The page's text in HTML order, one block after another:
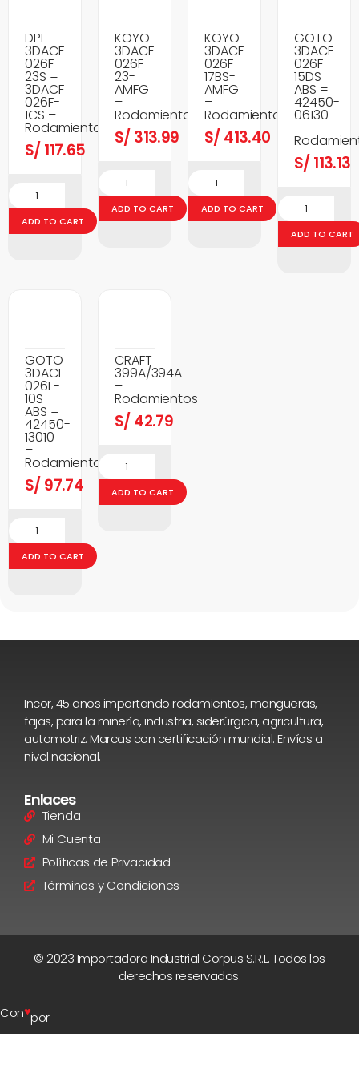
DPI
3DACF
026F-
23S =
3DACF
026F-
1CS –
Rodamientos
S/ 117.65
ADD TO CART
KOYO
3DACF
026F-
23-
AMFG
–
Rodamientos
S/ 313.99
ADD TO CART
KOYO
3DACF
026F-
17BS-
AMFG
–
Rodamientos
S/ 413.40
ADD TO CART
GOTO
3DACF
026F-
15DS
ABS =
42450-
06130
–
S/ 113.13
ADD TO CART
GOTO
3DACF
026F-
10S
ABS =
42450-
13010
–
Rodamientos
S/ 97.74
ADD TO CART
CRAFT
399A/394A
–
Rodamientos
S/ 42.79
ADD TO CART
Incor, 45 años importando rodamientos, mangueras,
fajas, para la minería, industria, siderúrgica, agricultura,
automotriz. Marcas con certificación mundial. Envíos a
nivel nacional.
Enlaces
Tienda
Mi Cuenta
Políticas de Privacidad
Términos y Condiciones
© 2023 Importadora Industrial Corpus S.R.L. Todos los
derechos reservados.
Con♥por